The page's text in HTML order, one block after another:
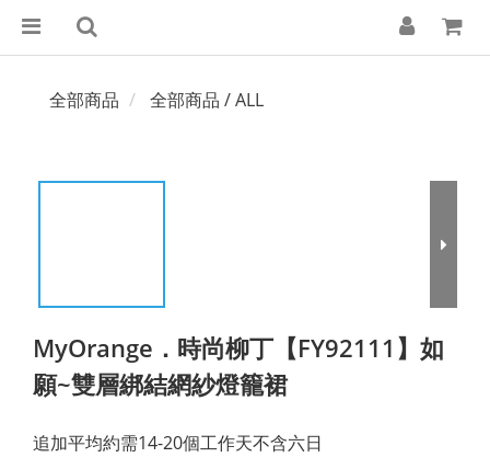
全部商品 全部商品 / ALL
MyOrange．時尚柳丁【FY92111】如
願~雙層綁結網紗燈籠裙
追加平均約需14-20個工作天不含六日